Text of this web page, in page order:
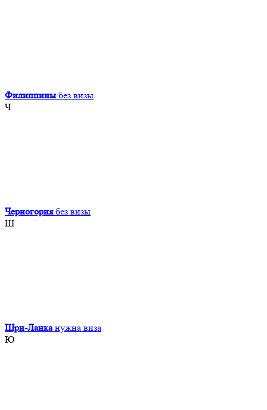
Филиппины без визы
Ч
Черногория без визы
Ш
Шри-Ланка нужна виза
Ю